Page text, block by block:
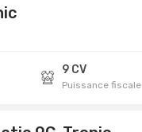
9 CV
Puissance fiscale